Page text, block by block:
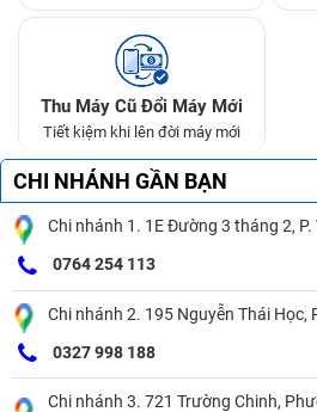
Thu Máy Cũ Đổi Máy Mới
Tiết kiệm khi lên đời máy mới
CHI NHÁNH GẦN BẠN
Chi nhánh 1. 1E Đường 3 tháng 2,
0764 254 113
Chi nhánh 2. 195 Nguyễn Thái Học,
0327 998 188
Chi nhánh 3. 721 Trường Chinh,